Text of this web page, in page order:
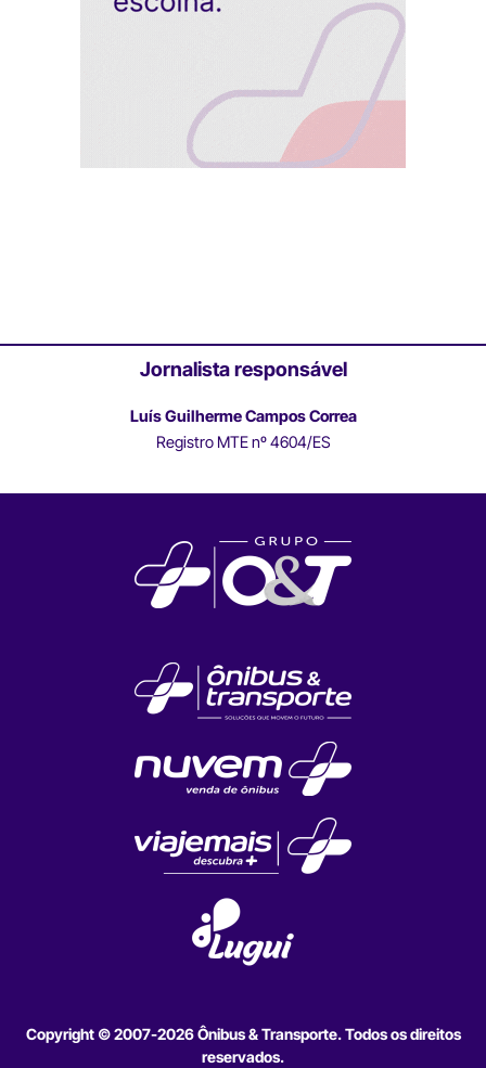
Jornalista responsável
Luís Guilherme Campos Correa
Registro MTE nº 4604/ES
Copyright © 2007-2026 Ônibus & Transporte. Todos os direitos
reservados.